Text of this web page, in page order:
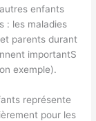
enfants
: les maladies
parents durant
importantS
exemple).
représente
pour les